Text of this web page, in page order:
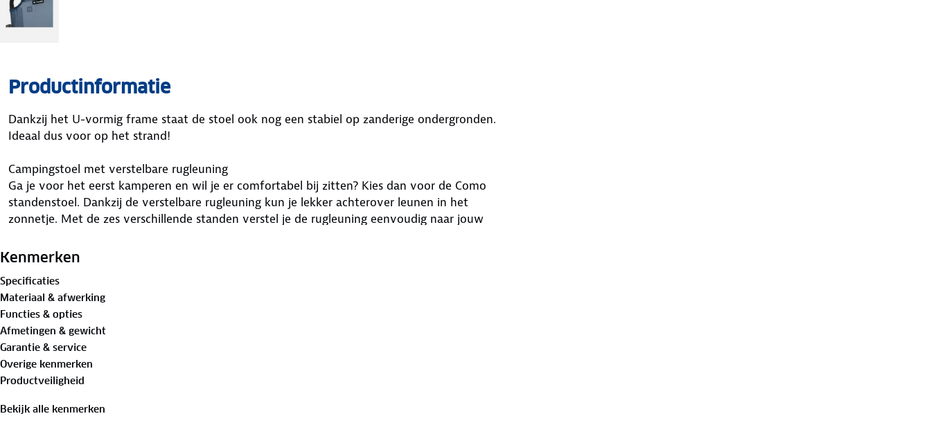
Productinformatie
Dankzij het U-vormig frame staat de stoel ook nog een stabiel op zanderige ondergronden.
Ideaal dus voor op het strand!
Campingstoel met verstelbare rugleuning
Ga je voor het eerst kamperen en wil je er comfortabel bij zitten? Kies dan voor de Como
standenstoel. Dankzij de verstelbare rugleuning kun je lekker achterover leunen in het
zonnetje. Met de zes verschillende standen verstel je de rugleuning eenvoudig naar jouw
gemakkelijk meeneemt. Dankzij het U-vormig frame staat de stoel stevig op zanderige
Belangrijkste voordelen:
• Compact opvouwbaar
• Sneldrogende en luchtdoorlatende textileen bekleding
• Rugleuning verstelbaar in 6 standen
• Stevig lichtgewicht aluminium frame
• U-vormig frame: stevig op zanderige ondergronden
• Water- en uv-bestendig
Kenmerken
Specificaties
Materiaal & afwerking
Functies & opties
Afmetingen & gewicht
Garantie & service
Overige kenmerken
Productveiligheid
Bekijk alle kenmerken